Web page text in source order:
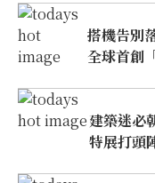
搭機告別
全球首創
建築迷必
特展打頭